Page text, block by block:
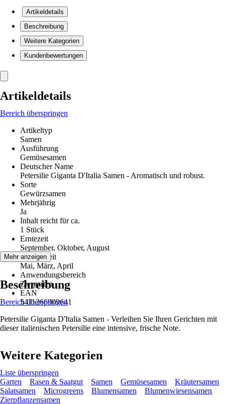
Artikeldetails
Beschreibung
Weitere Kategorien
Kundenbewertungen
Artikeldetails
Bereich überspringen
Artikeltyp
Samen
Ausführung
Gemüsesamen
Deutscher Name
Petersilie Giganta D'Italia Samen - Aromatisch und robust.
Sorte
Gewürzsamen
Mehrjährig
Ja
Inhalt reicht für ca.
1 Stück
Erntezeit
September, Oktober, August
Aussaatzeit
Mai, März, April
Anwendungsbereich
Ziergarten
EAN
5411266909641
Mehr anzeigen
Beschreibung
Bereich überspringen
Petersilie Giganta D'Italia Samen - Verleihen Sie Ihren Gerichten mit
dieser italienischen Petersilie eine intensive, frische Note.
Weitere Kategorien
Liste überspringen
Garten
Rasen & Saatgut Samen Gemüsesamen
Kräutersamen
Salatsamen
Microgreens Blumensamen
Blumenwiesensamen
Zierpflanzensamen